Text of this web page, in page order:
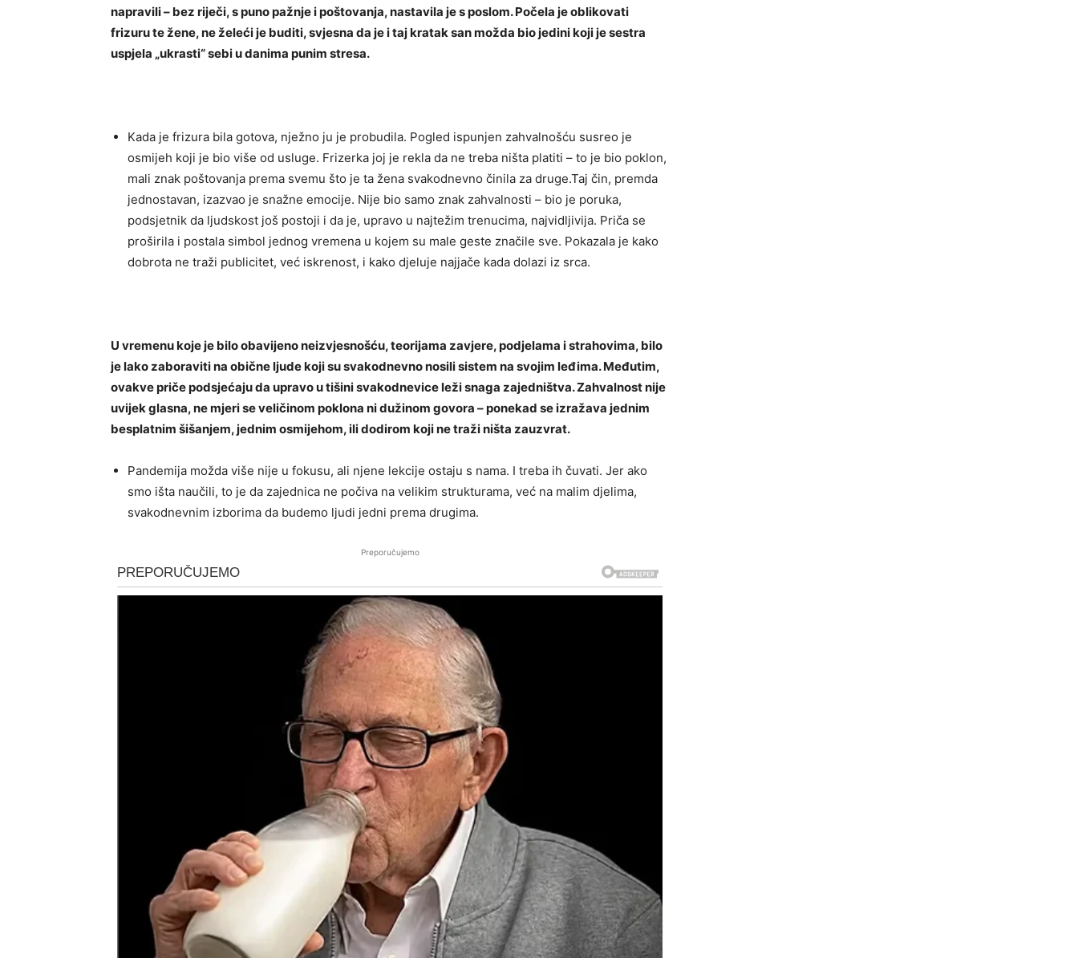
napravili – bez riječi, s puno pažnje i poštovanja, nastavila je s poslom. Počela je oblikovati
frizuru te žene, ne želeći je buditi, svjesna da je i taj kratak san možda bio jedini koji je sestra
uspjela „ukrasti“ sebi u danima punim stresa.
Kada je frizura bila gotova, nježno ju je probudila. Pogled ispunjen zahvalnošću susreo je
osmijeh koji je bio više od usluge. Frizerka joj je rekla da ne treba ništa platiti – to je bio poklon,
mali znak poštovanja prema svemu što je ta žena svakodnevno činila za druge.Taj čin, premda
jednostavan, izazvao je snažne emocije. Nije bio samo znak zahvalnosti – bio je poruka,
podsjetnik da ljudskost još postoji i da je, upravo u najtežim trenucima, najvidljivija. Priča se
proširila i postala simbol jednog vremena u kojem su male geste značile sve. Pokazala je kako
dobrota ne traži publicitet, već iskrenost, i kako djeluje najjače kada dolazi iz srca.
U vremenu koje je bilo obavijeno neizvjesnošću, teorijama zavjere, podjelama i strahovima, bilo
je lako zaboraviti na obične ljude koji su svakodnevno nosili sistem na svojim leđima. Međutim,
ovakve priče podsjećaju da upravo u tišini svakodnevice leži snaga zajedništva. Zahvalnost nije
uvijek glasna, ne mjeri se veličinom poklona ni dužinom govora – ponekad se izražava jednim
besplatnim šišanjem, jednim osmijehom, ili dodirom koji ne traži ništa zauzvrat.
Pandemija možda više nije u fokusu, ali njene lekcije ostaju s nama. I treba ih čuvati. Jer ako
smo išta naučili, to je da zajednica ne počiva na velikim strukturama, već na malim djelima,
svakodnevnim izborima da budemo ljudi jedni prema drugima.
Preporučujemo